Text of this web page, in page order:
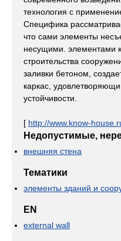
технология с
Специфика
что сами элементы
несущими. элементами
строительства
заливки бетоном,
каркас,
устойчивости.
[ http://www.know-
Недопустимые,
внешняя стена
Тематики
элементы зданий и
EN
external wall